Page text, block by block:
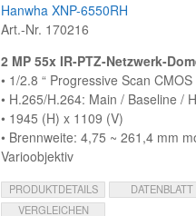
Hanwha XNP-6550RH
Art.-Nr. 170216
2 MP 55x IR-PTZ-Netzwerk-
• 1/2.8 “ Progressive Scan
• H.265/H.264: Main / Baseline /
• 1945 (H) x 1109 (V)
• Brennweite: 4,75 ~ 261,4 mm
Varioobjektiv
PRODUKTDETAILS
DATENBLATT
VERGLEICHEN